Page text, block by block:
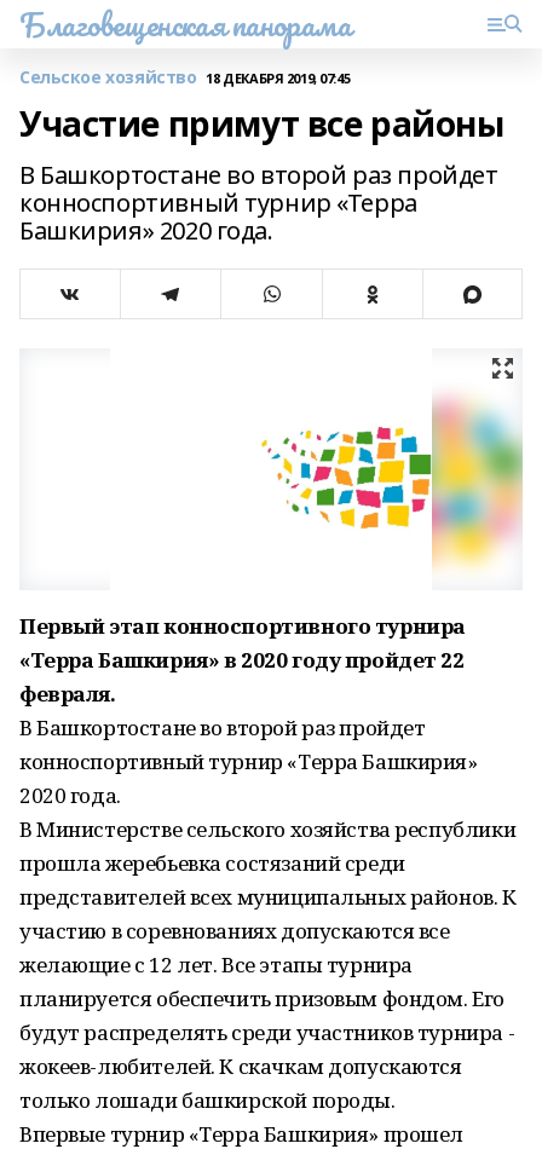
Благовещенская панорама
Сельское хозяйство 18 ДЕКАБРЯ 2019, 07:45
Участие примут все районы
В Башкортостане во второй раз пройдет
конноспортивный турнир «Терра
Башкирия» 2020 года.
Первый этап конноспортивного турнира
«Терра Башкирия» в 2020 году пройдет 22
февраля.
В Башкортостане во второй раз пройдет
конноспортивный турнир «Терра Башкирия»
2020 года.
В Министерстве сельского хозяйства республики
прошла жеребьевка состязаний среди
представителей всех муниципальных районов. К
участию в соревнованиях допускаются все
желающие с 12 лет. Все этапы турнира
планируется обеспечить призовым фондом. Его
будут распределять среди участников турнира -
жокеев-любителей. К скачкам допускаются
только лошади башкирской породы.
Впервые турнир «Терра Башкирия» прошел